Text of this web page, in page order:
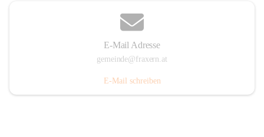
E-Mail Adresse
gemeinde@fraxern.at
E-Mail schreiben